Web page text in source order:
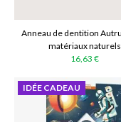
Anneau de dentition
matériaux naturels
16,63 €
IDÉE CADEAU